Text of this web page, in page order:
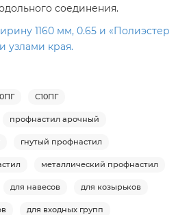
соединения.
1160 мм, 0.65 и «Полиэстер
узлами края.
С10ПГ
профнастил арочный
гнутый профнастил
металлический профнастил
для навесов для козырьков
для входных групп